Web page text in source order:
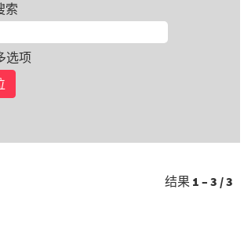
索
选项
结果 1 – 3 /3